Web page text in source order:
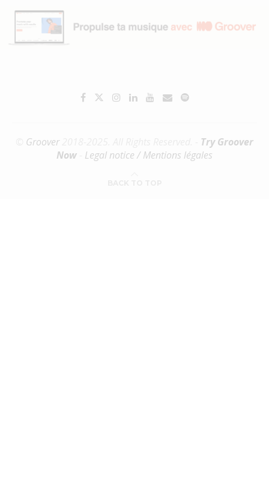
Groover2018-2025. All Rights Reserved. - Try Groover
Now
Legal notice / Mentions légales